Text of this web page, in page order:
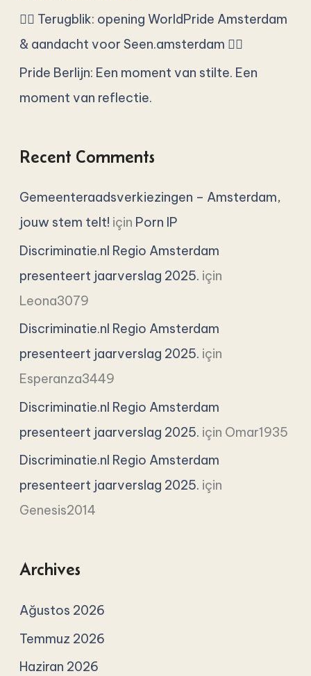
🏳️‍🌈 Terugblik: opening WorldPride Amsterdam
& aandacht voor Seen.amsterdam 🏳️‍🌈
Pride Berlijn: Een moment van stilte. Een
moment van reflectie.
Recent Comments
Gemeenteraadsverkiezingen – Amsterdam,
jouw stem telt! için Porn IP
Discriminatie.nl Regio Amsterdam
presenteert jaarverslag 2025. için
Leona3079
Discriminatie.nl Regio Amsterdam
presenteert jaarverslag 2025. için
Esperanza3449
Discriminatie.nl Regio Amsterdam
presenteert jaarverslag 2025. için Omar1935
Discriminatie.nl Regio Amsterdam
presenteert jaarverslag 2025. için
Genesis2014
Archives
Ağustos 2026
Temmuz 2026
Haziran 2026